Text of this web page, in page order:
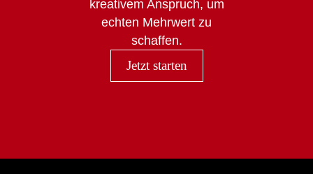
kreativem Anspruch, um
echten Mehrwert zu
schaffen.
Jetzt starten